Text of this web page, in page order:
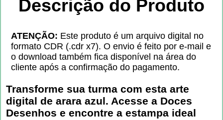
Descrição do Produto
ATENÇÃO: Este produto é um arquivo digital no
formato CDR (.cdr x7). O envio é feito por e-mail e
o download também fica disponível na área do
cliente após a confirmação do pagamento.
Transforme sua turma com esta arte
digital de arara azul. Acesse a Doces
Desenhos e encontre a estampa ideal